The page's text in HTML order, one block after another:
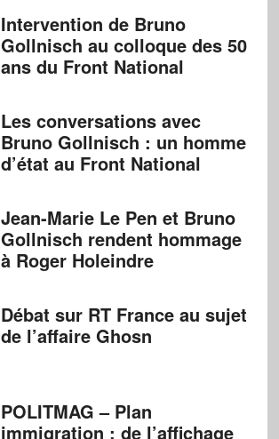
Intervention de Bruno
Gollnisch au colloque des 50
ans du Front National
Les conversations avec
Bruno Gollnisch : un homme
d’état au Front National
Jean-Marie Le Pen et Bruno
Gollnisch rendent hommage
à Roger Holeindre
Débat sur RT France au sujet
de l’affaire Ghosn
POLITMAG – Plan
immigration : de l’affichage